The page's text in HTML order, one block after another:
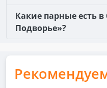
Какие парные есть
Подворье»?